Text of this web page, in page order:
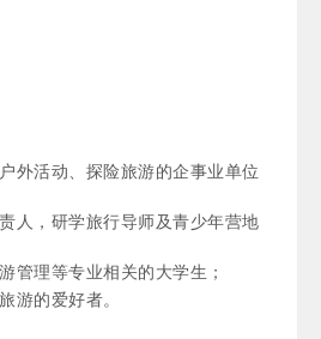
外活动、探险旅游的企事业单位
人，研学旅行导师及青少年营地
管理等专业相关的大学生；
游的爱好者。